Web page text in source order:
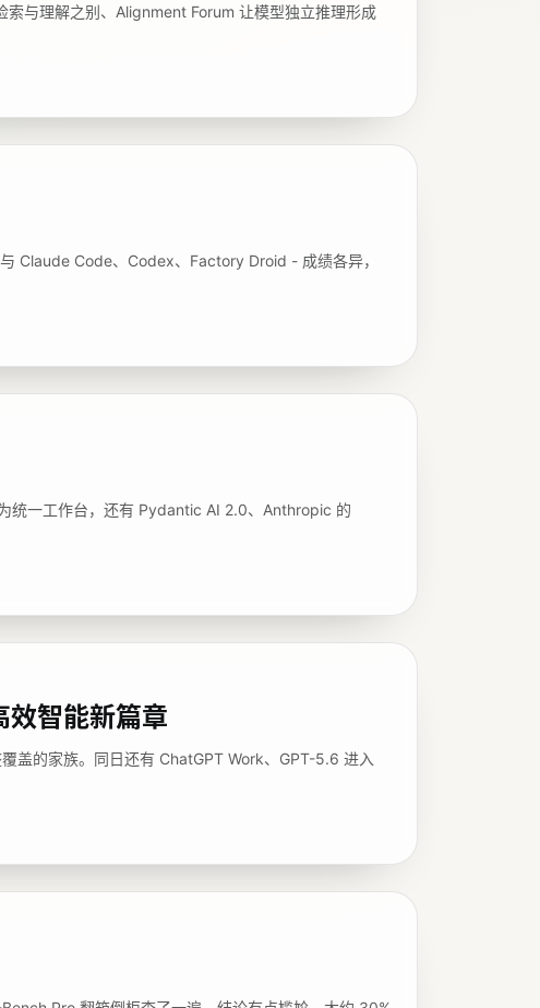
与理解之别、Alignment Forum 让模型独立推理形成
Claude Code、Codex、Factory Droid - 成绩各异，
统一工作台，还有 Pydantic AI 2.0、Anthropic 的
智能新篇章
盖的家族。同日还有 ChatGPT Work、GPT-5.6 进入